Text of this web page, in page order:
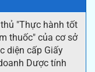
"Thực hành tốt
thuốc" của cơ sở
diện cấp Giấy
Dược tính